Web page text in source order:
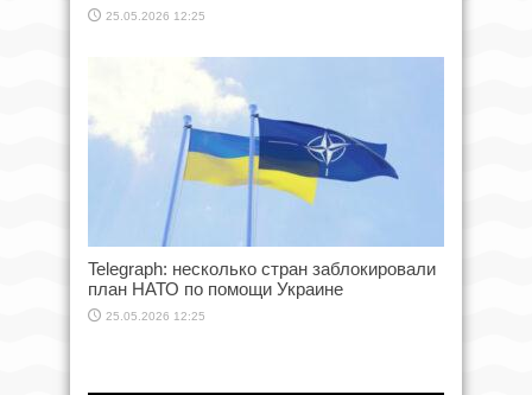
25.05.2026 12:25
Telegraph: несколько стран заблокировали
план НАТО по помощи Украине
25.05.2026 12:25